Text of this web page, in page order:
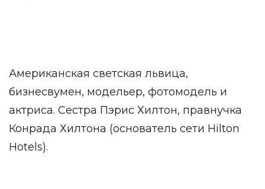
Американская светская львица,
бизнесвумен, модельер, фотомодель и
актриса. Сестра Пэрис Хилтон, правнучка
Конрада Хилтона (основатель сети Hilton
Hotels).